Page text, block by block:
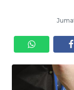
TOKOH
OPINI